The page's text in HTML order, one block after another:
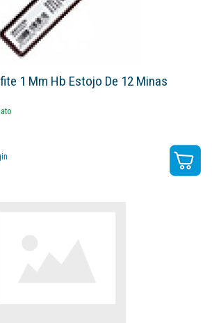
1 Mm Hb Estojo De 12 Minas